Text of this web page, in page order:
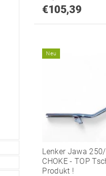
€105,39
Neu
Lenker Jawa
CHOKE - TOP
Produkt !